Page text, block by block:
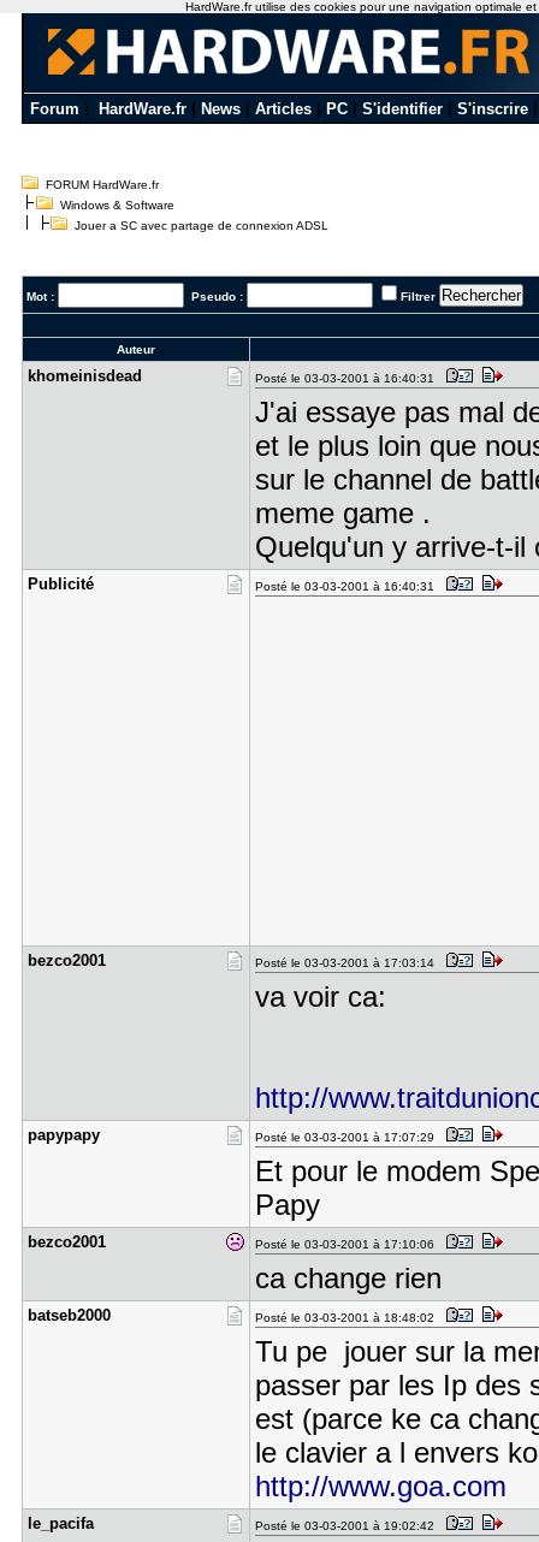
Forum HardWare.fr News Articles PC S'identifier S'inscrire
FORUM HardWare.fr
Windows & Software
Jouer a SC avec partage de connexion ADSL
Mot : Pseudo : Filtrer
Auteur
khomeinisd​ead Posté le 03-03-2001 à 16:40:31
J'ai essaye pas mal
et le plus loin que
sur le channel de
meme game .
Quelqu'un y arrive-t-il
Publicité Posté le 03-03-2001 à 16:40:31
bezco2001 Posté le 03-03-2001 à 17:03:14
va voir ca:
http://
papypapy Posté le 03-03-2001 à 17:07:29
Et pour le modem
Papy
bezco2001 Posté le 03-03-2001 à 17:10:06
ca change rien
batseb2000 Posté le 03-03-2001 à 18:48:02
Tu pe jouer sur la
passer par les Ip des
est (parce ke ca
le clavier a l envers
http://www.goa.com
le_pacifa Posté le 03-03-2001 à 19:02:42
HardWare.fr utilise des cookies pour une navigation optimale